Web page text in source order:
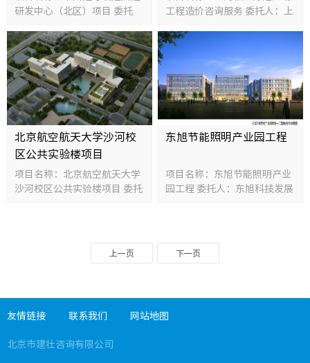
研发中心（北区）项目 委托
限公司 规模：120000平方米
投资额：120000万元
工程造价咨询服务 委托人：上
规模：312000平方米 投资
北京航空航天大学沙河校
区公共实验楼项目
项目名称：北京航空航天大学
沙河校区公共实验楼项目 委托
东旭节能照明产业园工程
项目名称：东旭节能照明产业
园工程 委托人：东旭科技发展
上一页 下一页
友情链接 联系我们 网站地图
北京市建壮咨询有限公司